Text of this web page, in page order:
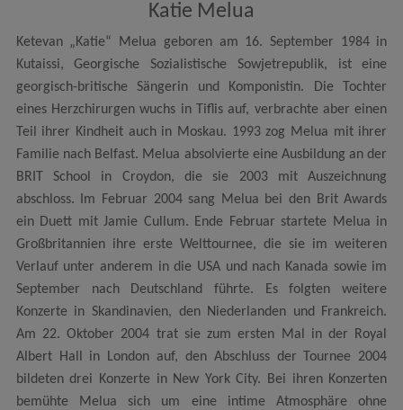
Katie Melua
Ketevan „Katie“ Melua geboren am 16. September 1984 in
Kutaissi, Georgische Sozialistische Sowjetrepublik, ist eine
georgisch-britische Sängerin und Komponistin. Die Tochter
eines Herzchirurgen wuchs in Tiflis auf, verbrachte aber einen
Teil ihrer Kindheit auch in Moskau. 1993 zog Melua mit ihrer
Familie nach Belfast. Melua absolvierte eine Ausbildung an der
BRIT School in Croydon, die sie 2003 mit Auszeichnung
abschloss. Im Februar 2004 sang Melua bei den Brit Awards
ein Duett mit Jamie Cullum. Ende Februar startete Melua in
Großbritannien ihre erste Welttournee, die sie im weiteren
Verlauf unter anderem in die USA und nach Kanada sowie im
September nach Deutschland führte. Es folgten weitere
Konzerte in Skandinavien, den Niederlanden und Frankreich.
Am 22. Oktober 2004 trat sie zum ersten Mal in der Royal
Albert Hall in London auf, den Abschluss der Tournee 2004
bildeten drei Konzerte in New York City. Bei ihren Konzerten
bemühte Melua sich um eine intime Atmosphäre ohne